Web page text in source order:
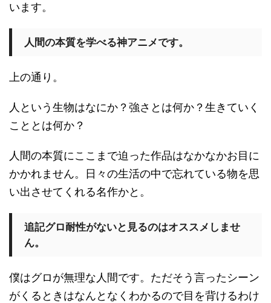
います。
人間の本質を学べる神アニメです。
上の通り。
人という生物はなにか？強さとは何か？生きていく
こととは何か？
人間の本質にここまで迫った作品はなかなかお目に
かかれません。日々の生活の中で忘れている物を思
い出させてくれる名作かと。
追記グロ耐性がないと見るのはオススメしませ
ん。
僕はグロが無理な人間です。ただそう言ったシーン
がくるときはなんとなくわかるので目を背けるわけ